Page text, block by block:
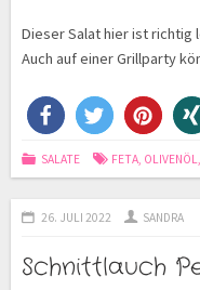
Dieser Salat hier ist richtig
Auch auf einer Grillparty
SALATE FETA, OLIVENÖL,
26. JULI 2022 SANDRA
Schnittlauch